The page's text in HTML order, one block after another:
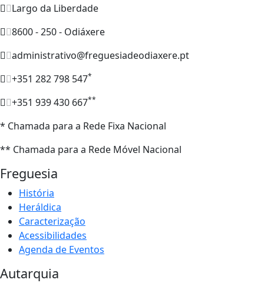
Largo da Liberdade
8600 - 250 - Odiáxere
administrativo@freguesiadeodiaxere.pt
+351 282 798 547*
+351 939 430 667**
* Chamada para a Rede Fixa Nacional
** Chamada para a Rede Móvel Nacional
Freguesia
História
Heráldica
Caracterização
Acessibilidades
Agenda de Eventos
Autarquia